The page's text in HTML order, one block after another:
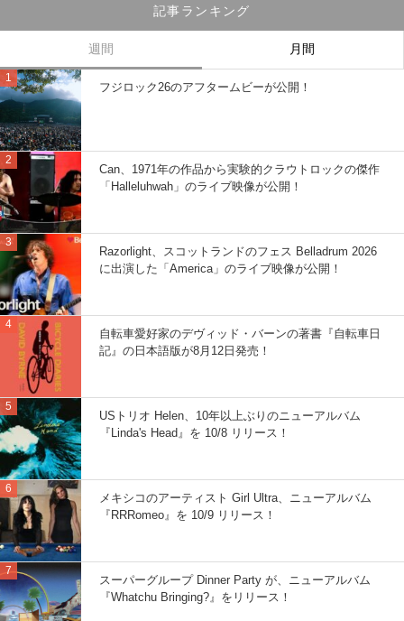
記事ランキング
週間 月間
フジロック26のアフタームビーが公開！
Can、1971年の作品から実験的クラウトロックの傑作
「Halleluhwah」のライブ映像が公開！
Razorlight、スコットランドのフェス Belladrum 2026
に出演した「America」のライブ映像が公開！
自転車愛好家のデヴィッド・バーンの著書『自転車日
記』の日本語版が8月12日発売！
USトリオ Helen、10年以上ぶりのニューアルバム
『Linda's Head』を 10/8 リリース！
メキシコのアーティスト Girl Ultra、ニューアルバム
『RRRomeo』を 10/9 リリース！
スーパーグループ Dinner Party が、ニューアルバム
『Whatchu Bringing?』をリリース！